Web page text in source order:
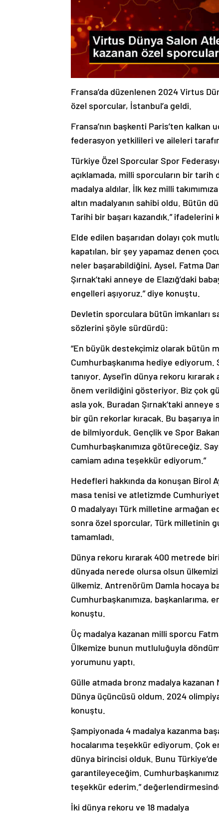
Fransa’da düzenlenen 2024 Virtus
özel sporcular, İstanbul’a geldi.
Fransa’nın başkenti Paris’ten kalkan
federasyon yetkilileri ve aileleri
Türkiye Özel Sporcular Spor
açıklamada, milli sporcuların bir tarih
madalya aldılar. İlk kez milli
altın madalyanın sahibi oldu. Bütün
Tarihi bir başarı kazandık.” ifadelerini
Elde edilen başarıdan dolayı çok
kapatılan, bir şey yapamaz denen
neler başarabildiğini, Aysel, Fatma
Şırnak’taki anneye de Elazığ’daki
engelleri aşıyoruz.” diye konuştu.
Devletin sporculara bütün imkanları
sözlerini şöyle sürdürdü:
“En büyük destekçimiz olarak bütün
Cumhurbaşkanıma hediye
tanıyor. Aysel’in dünya rekoru
önem verildiğini gösteriyor. Biz çok
asla yok. Buradan Şırnak’taki
bir gün rekorlar kıracak. Bu başarıya
de bilmiyorduk. Gençlik ve Spor
Cumhurbaşkanımıza götüreceğiz.
camiam adına teşekkür ediyorum.”
Hedefleri hakkında da konuşan Birol
masa tenisi ve atletizmde
O madalyayı Türk milletine armağan
sonra özel sporcular, Türk milletinin
tamamladı.
Dünya rekoru kırarak 400 metrede
dünyada nerede olursa olsun
ülkemiz. Antrenörüm Damla hocaya
Cumhurbaşkanımıza,
konuştu.
Üç madalya kazanan milli sporcu
Ülkemize bunun mutluluğuyla
yorumunu yaptı.
Gülle atmada bronz madalya kazanan
Dünya üçüncüsü oldum. 2024
konuştu.
Şampiyonada 4 madalya kazanma
hocalarıma teşekkür ediyorum. Çok
dünya birincisi olduk. Bunu
garantileyeceğim.
teşekkür ederim.”
İki dünya rekoru ve 18 madalya